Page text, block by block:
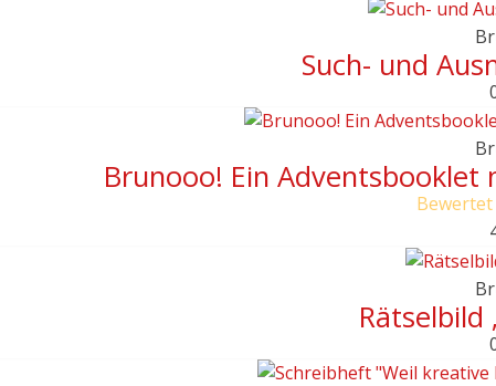
Such- und
Brunooo! Ein
Rätselbild